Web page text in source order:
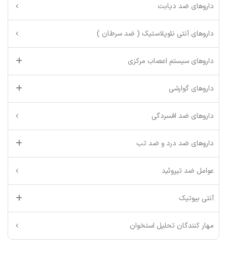
داروهای ضد دیابت
داروهای آنتی نئوپلاستیک ( ضد سرطان )
داروهای سیستم اعصاب مرکزی
داروهای گوارشی
داروهای ضد افسردگی
داروهای ضد درد و ضد تب
عوامل ضد تیروئید
آنتی بیوتیک
مهار کنندگان تحلیل استخوان